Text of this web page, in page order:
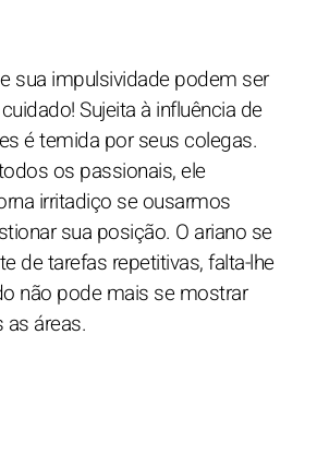
sua impulsividade podem ser
Sujeita à influência de
é temida por seus colegas.
os passionais, ele
irritadiço se ousarmos
sua posição. O ariano se
de tarefas repetitivas, falta-lhe
não pode mais se mostrar
áreas.